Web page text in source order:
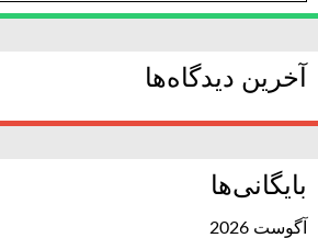
آخرین دیدگاه‌ها
بایگانی‌ها
آگوست 2026